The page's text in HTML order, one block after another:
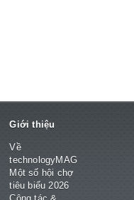
Giới thiệu
Về
technologyMAG
Một số hội chợ
tiêu biểu 2026